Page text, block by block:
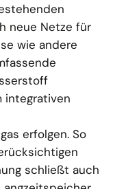
neue Netze für
wie andere
integrativen
erfolgen. So
schließt auch